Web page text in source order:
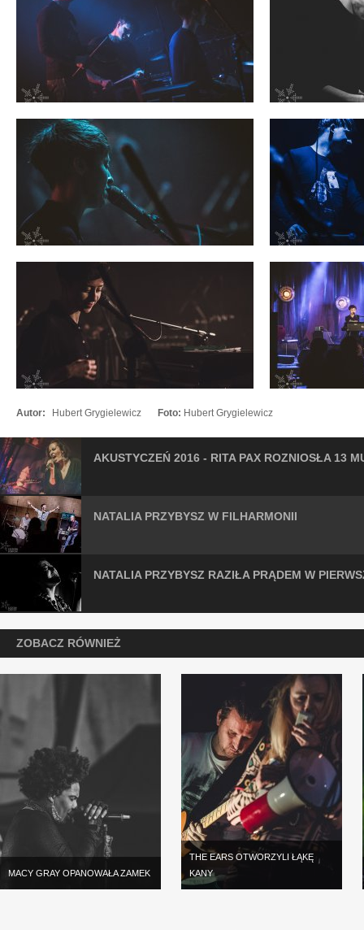
Autor: Hubert Grygielewicz Foto: Hubert Grygielewicz
AKUSTYCZEŃ 2016 - RITA PAX ROZNIOSŁA 13
NATALIA PRZYBYSZ W FILHARMONII
NATALIA PRZYBYSZ RAZIŁA PRĄDEM W
ZOBACZ RÓWNIEŻ
MACY GRAY OPANOWAŁA ZAMEK
THE EARS OTWORZYLI ŁĄKĘ
KANY